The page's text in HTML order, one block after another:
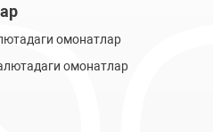
омонатлар
омонатлар